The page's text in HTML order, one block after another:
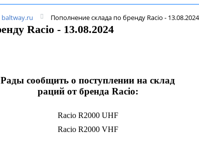
baltway.ru Пополнение склада по бренду Racio - 13.08.2024
Racio - 13.08.2024
Рады сообщить о поступлении на склад
раций от бренда Racio:
Racio R2000 UHF
Racio R2000 VHF